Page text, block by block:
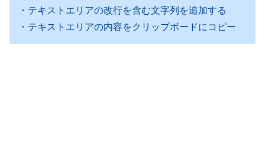
・テキストエリアの改行を含む文字列を追加する
・テキストエリアの内容をクリップボードにコピー